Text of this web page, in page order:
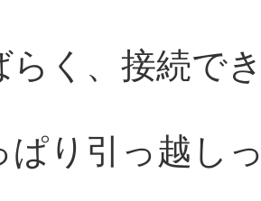
らく、接続で
ぱり引っ越し